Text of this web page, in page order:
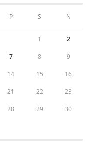
P S N
1 2
7 8 9
14 15 16
21 22 23
28 29 30